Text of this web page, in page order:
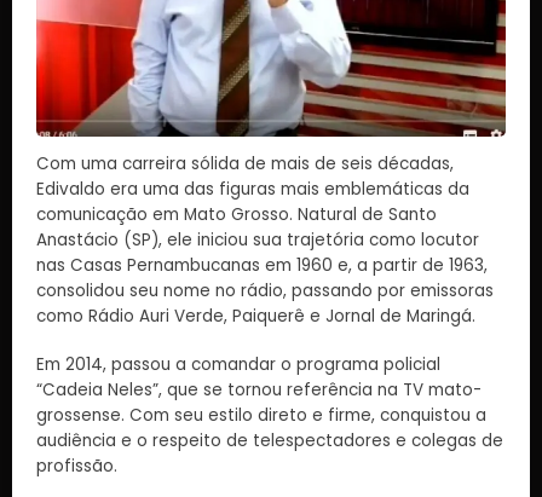
Com uma carreira sólida de mais de seis décadas,
Edivaldo era uma das figuras mais emblemáticas da
comunicação em Mato Grosso. Natural de Santo
Anastácio (SP), ele iniciou sua trajetória como locutor
nas Casas Pernambucanas em 1960 e, a partir de 1963,
consolidou seu nome no rádio, passando por emissoras
como Rádio Auri Verde, Paiquerê e Jornal de Maringá.
Em 2014, passou a comandar o programa policial
“Cadeia Neles”, que se tornou referência na TV mato-
grossense. Com seu estilo direto e firme, conquistou a
audiência e o respeito de telespectadores e colegas de
profissão.